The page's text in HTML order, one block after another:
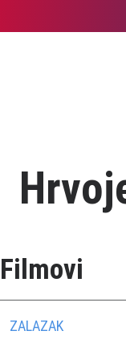
Filmovi
ZALAZAK